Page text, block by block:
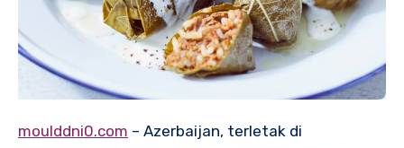
moulddni0.com – Azerbaijan, terletak di